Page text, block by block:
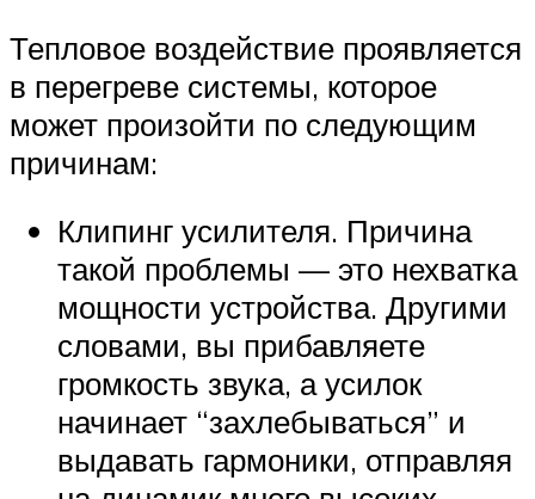
Тепловое воздействие проявляется
в перегреве системы, которое
может произойти по следующим
причинам:
Клипинг усилителя. Причина
такой проблемы — это нехватка
мощности устройства. Другими
словами, вы прибавляете
громкость звука, а усилок
начинает “захлебываться” и
выдавать гармоники, отправляя